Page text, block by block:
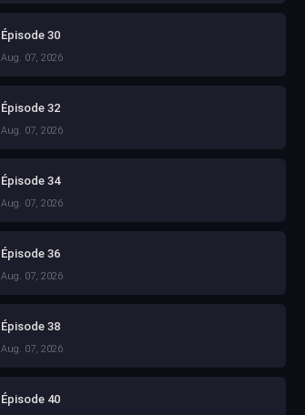
Épisode 30
Aug. 07, 2026
Épisode 32
Aug. 07, 2026
Épisode 34
Aug. 07, 2026
Épisode 36
Aug. 07, 2026
Épisode 38
Aug. 07, 2026
Épisode 40